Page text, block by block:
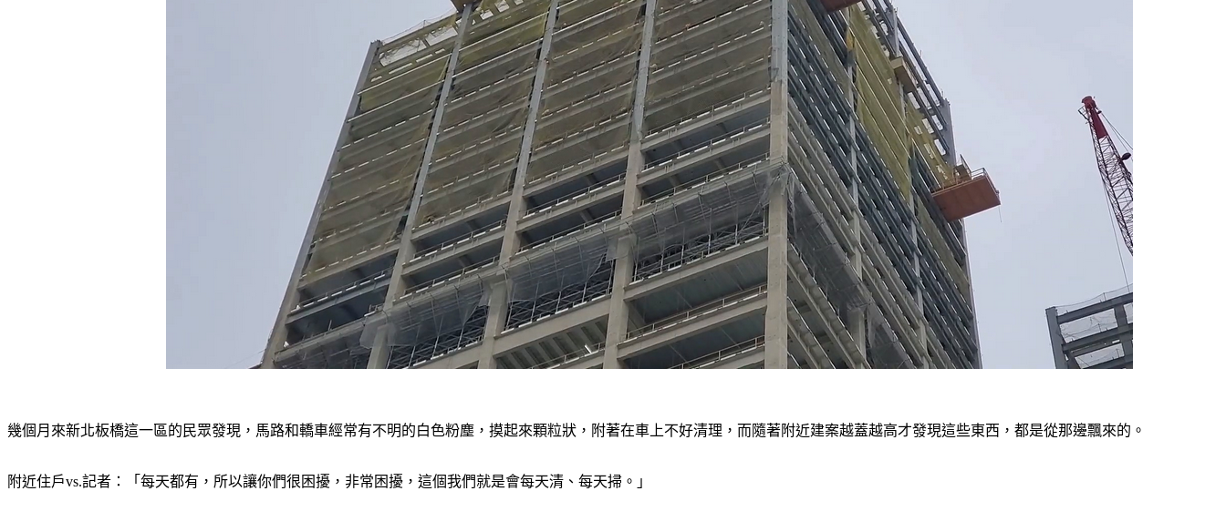
幾個月來新北板橋這一區的民眾發現，馬路和轎車經常有不明的白色粉塵，摸起來顆粒狀，附著在車上不好清理，而隨著附近建案越蓋越高才發現這些東西，都是從那邊飄來的。
附近住戶vs.記者：「每天都有，所以讓你們很困擾，非常困擾，這個我們就是會每天清、每天掃。」